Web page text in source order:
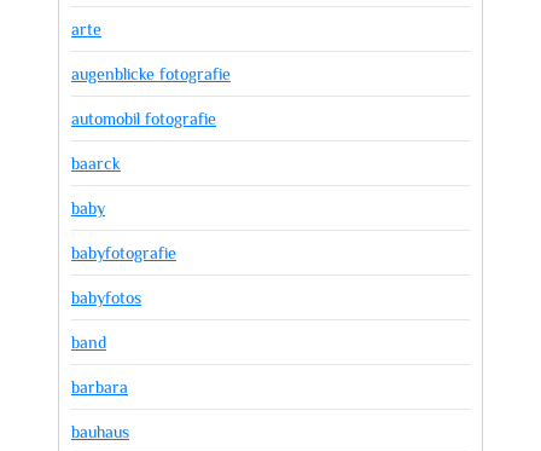
arte
augenblicke fotografie
automobil fotografie
baarck
baby
babyfotografie
babyfotos
band
barbara
bauhaus